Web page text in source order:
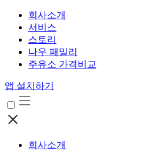
회사소개
서비스
스토리
나우 패밀리
주유소 가격비교
앱 설치하기
회사소개